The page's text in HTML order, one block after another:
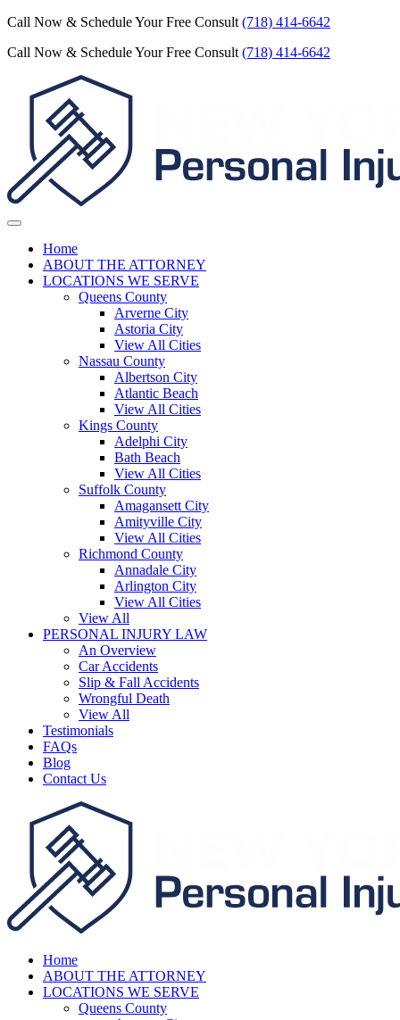
Call Now & Schedule Your Free Consult (718) 414-6642
Call Now & Schedule Your Free Consult (718) 414-6642
Home
ABOUT THE ATTORNEY
LOCATIONS WE SERVE
Queens County
Arverne City
Astoria City
View All Cities
Nassau County
Albertson City
Atlantic Beach
View All Cities
Kings County
Adelphi City
Bath Beach
View All Cities
Suffolk County
Amagansett City
Amityville City
View All Cities
Richmond County
Annadale City
Arlington City
View All Cities
View All
PERSONAL INJURY LAW
An Overview
Car Accidents
Slip & Fall Accidents
Wrongful Death
View All
Testimonials
FAQs
Blog
Contact Us
Home
ABOUT THE ATTORNEY
LOCATIONS WE SERVE
Queens County